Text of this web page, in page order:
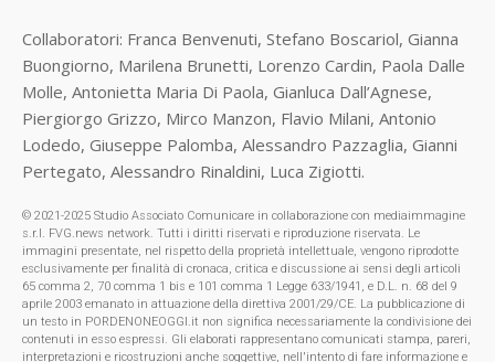
Collaboratori: Franca Benvenuti, Stefano Boscariol, Gianna
Buongiorno, Marilena Brunetti, Lorenzo Cardin, Paola Dalle
Molle, Antonietta Maria Di Paola, Gianluca Dall’Agnese,
Piergiorgo Grizzo, Mirco Manzon, Flavio Milani, Antonio
Lodedo, Giuseppe Palomba, Alessandro Pazzaglia, Gianni
Pertegato, Alessandro Rinaldini, Luca Zigiotti.
© 2021-2025 Studio Associato Comunicare in collaborazione con mediaimmagine
s.r.l. FVG.news network. Tutti i diritti riservati e riproduzione riservata. Le
immagini presentate, nel rispetto della proprietà intellettuale, vengono riprodotte
esclusivamente per finalità di cronaca, critica e discussione ai sensi degli articoli
65 comma 2, 70 comma 1 bis e 101 comma 1 Legge 633/1941, e D.L. n. 68 del 9
aprile 2003 emanato in attuazione della direttiva 2001/29/CE. La pubblicazione di
un testo in PORDENONEOGGI.it non significa necessariamente la condivisione dei
contenuti in esso espressi. Gli elaborati rappresentano comunicati stampa, pareri,
interpretazioni e ricostruzioni anche soggettive, nell'intento di fare informazione e